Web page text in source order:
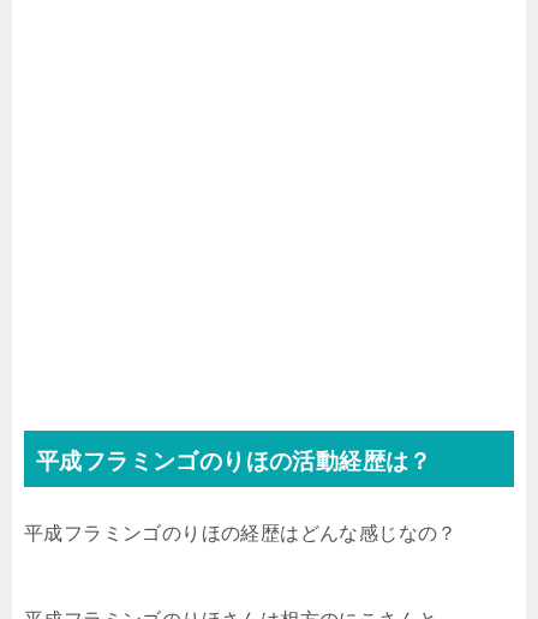
平成フラミンゴのりほの活動経歴は？
平成フラミンゴのりほの経歴はどんな感じなの？